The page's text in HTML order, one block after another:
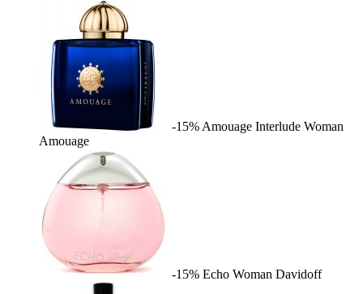
-15% Amouage Interlude Woman
Amouage
-15% Echo Woman Davidoff